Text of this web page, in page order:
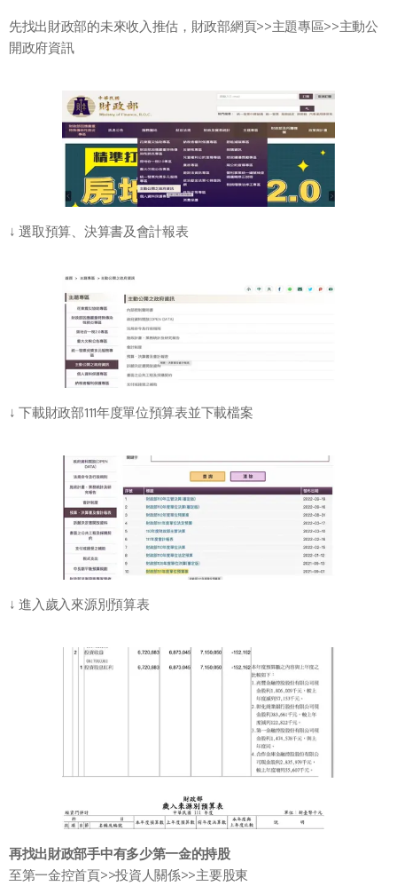
先找出財政部的未來收入推估，財政部網頁>>主題專區>>主動公
開政府資訊
↓ 選取預算、決算書及會計報表
↓ 下載財政部111年度單位預算表並下載檔案
↓ 進入歲入來源別預算表
再找出財政部手中有多少第一金的持股
至第一金控首頁>>投資人關係>>主要股東